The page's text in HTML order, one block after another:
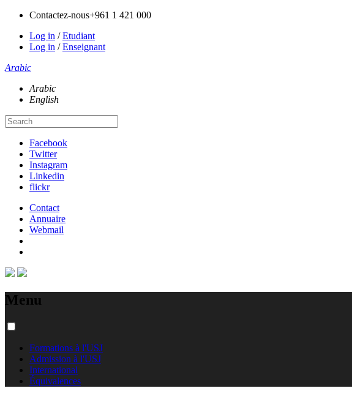
Contactez-nous+961 1 421 000
Log in /Etudiant
Log in /Enseignant
Arabic
Arabic
English
Facebook
Twitter
Instagram
Linkedin
flickr
Contact
Annuaire
Webmail
Menu
Formations à l'USJ
Admission à l'USJ
International
Équivalences